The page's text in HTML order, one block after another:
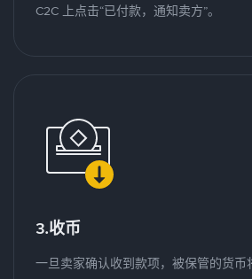
C2C 上点击“已付款，通知卖方”。
3.收币
一旦卖家确认收到款项，被保管的货币